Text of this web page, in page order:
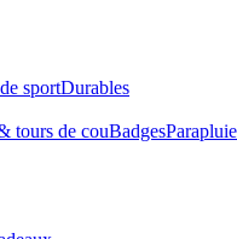
sportDurables
tours de couBadges